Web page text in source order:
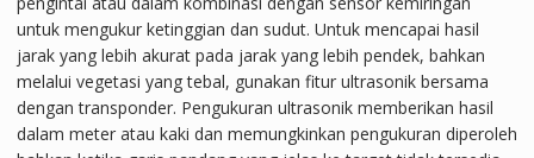
untuk mengukur ketinggian dan sudut. Untuk mencapai hasil
jarak yang lebih akurat pada jarak yang lebih pendek, bahkan
melalui vegetasi yang tebal, gunakan fitur ultrasonik bersama
dengan transponder. Pengukuran ultrasonik memberikan hasil
dalam meter atau kaki dan memungkinkan pengukuran diperoleh